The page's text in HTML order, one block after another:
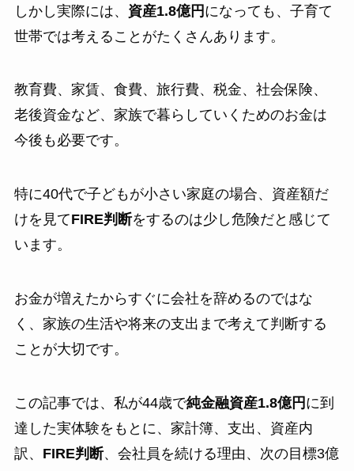
しかし実際には、 資産1.8億円 になっても、子育て
世帯では考えることがたくさんあります。
教育費、家賃、食費、旅行費、税金、社会保険、
老後資金など、家族で暮らしていくためのお金は
今後も必要です。
特に40代で子どもが小さい家庭の場合、資産額だ
けを見てFIRE判断をするのは少し危険だと感じて
います。
お金が増えたからすぐに会社を辞めるのではな
く、家族の生活や将来の支出まで考えて判断する
ことが大切です。
この記事では、私が44歳で純金融資産1.8億円 に到
達した実体験をもとに、家計簿、支出、資産内
訳、 FIRE判断、会社員を続ける理由、次の目標3億